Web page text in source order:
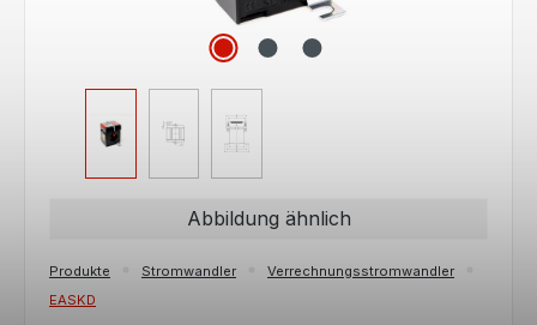
Abbildung ähnlich
Produkte Stromwandler
Verrechnungsstromwandler
EASKD